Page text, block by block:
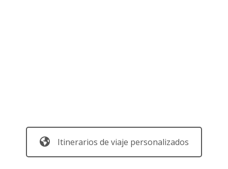
Itinerarios de viaje personalizados